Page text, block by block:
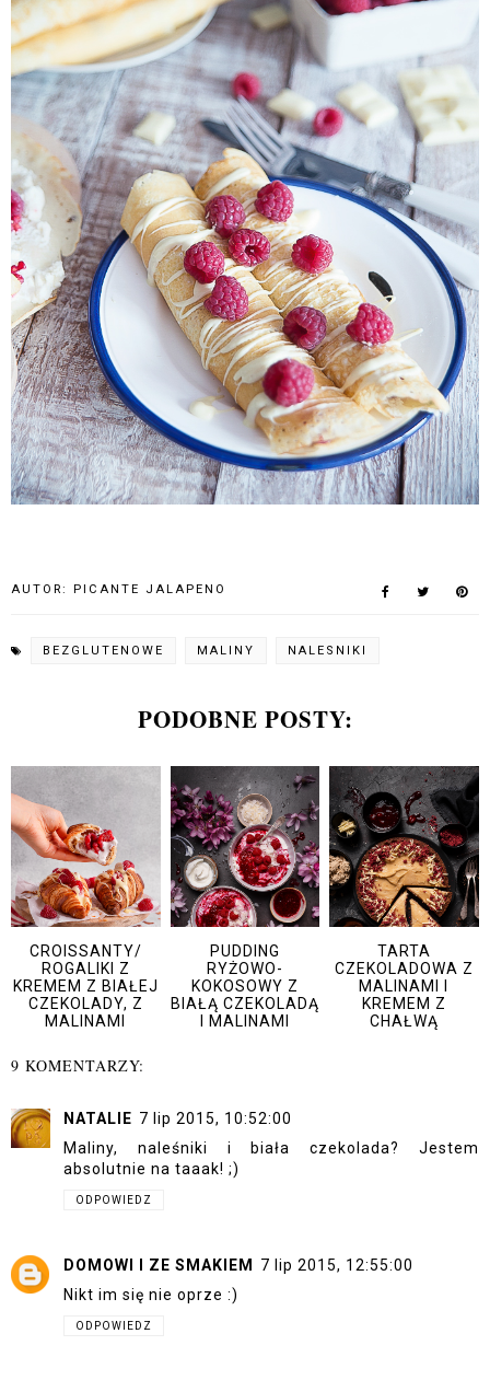
AUTOR: PICANTE JALAPENO
BEZGLUTENOWE MALINY NALESNIKI
PODOBNE POSTY:
CROISSANTY/
ROGALIKI Z
KREMEM Z BIAŁEJ
CZEKOLADY, Z
MALINAMI
PUDDING
RYŻOWO-
KOKOSOWY Z
BIAŁĄ CZEKOLADĄ
I MALINAMI
TARTA
CZEKOLADOWA Z
MALINAMI I
KREMEM Z
CHAŁWĄ
9 KOMENTARZY:
NATALIE 7 lip 2015, 10:52:00
Maliny, naleśniki i biała czekolada? Jestem
absolutnie na taaak! ;)
ODPOWIEDZ
DOMOWI I ZE SMAKIEM
7 lip 2015, 12:55:00
Nikt im się nie oprze :)
ODPOWIEDZ